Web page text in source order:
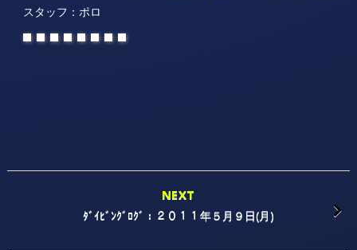
スタッフ：ポロ
NEXT
ﾀﾞｲﾋﾞﾝｸﾞﾛｸﾞ：２０１１年５月９日(月)